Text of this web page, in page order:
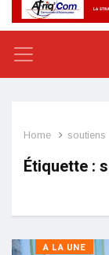
Home soutiens
Étiquette :
A LA UNE